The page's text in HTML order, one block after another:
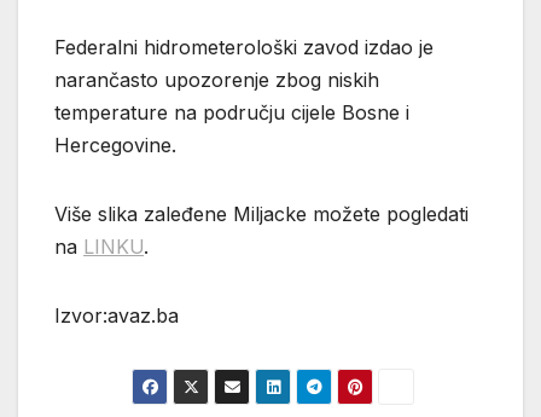
Federalni hidrometerološki zavod izdao je
narančasto upozorenje zbog niskih
temperature na području cijele Bosne i
Hercegovine.
Više slika zaleđene Miljacke možete pogledati
na LINKU.
Izvor:avaz.ba